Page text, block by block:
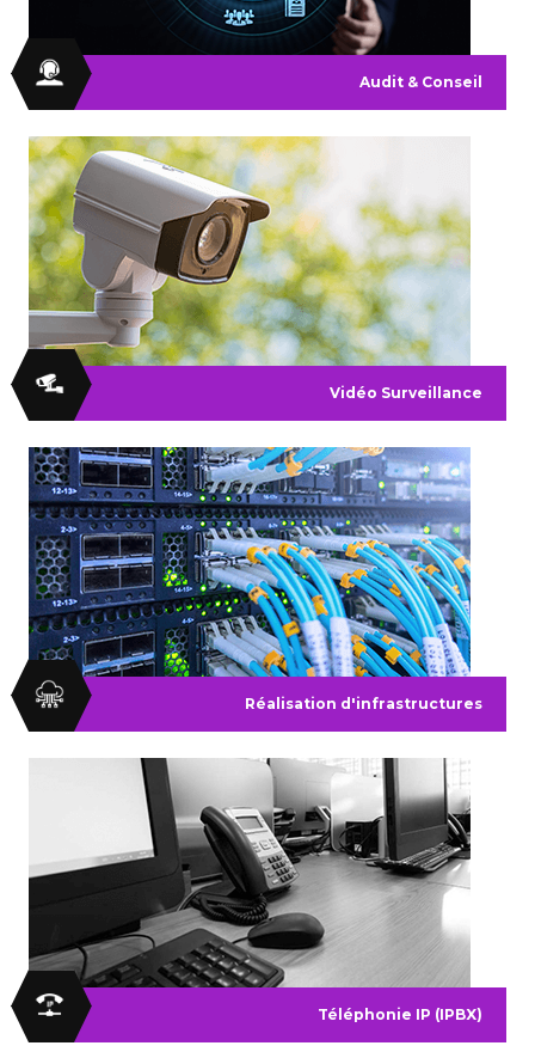
Audit & Conseil
Vidéo Surveillance
Réalisation d'infrastructures
Téléphonie IP (IPBX)